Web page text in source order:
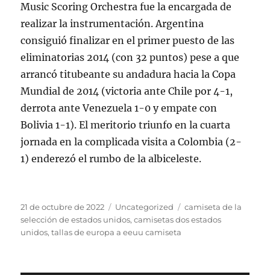
Music Scoring Orchestra fue la encargada de
realizar la instrumentación. Argentina
consiguió finalizar en el primer puesto de las
eliminatorias 2014 (con 32 puntos) pese a que
arrancó titubeante su andadura hacia la Copa
Mundial de 2014 (victoria ante Chile por 4-1,
derrota ante Venezuela 1-0 y empate con
Bolivia 1-1). El meritorio triunfo en la cuarta
jornada en la complicada visita a Colombia (2-
1) enderezó el rumbo de la albiceleste.
Publicado
el
21 de octubre de 2022 Categorías
Uncategorized Etiquetas
camiseta de la
selección de estados unidos,camisetas dos estados
unidos,tallas de europa a eeuu camiseta